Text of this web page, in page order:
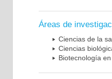
Áreas de
Ciencias de la
Ciencias
Biotecnología